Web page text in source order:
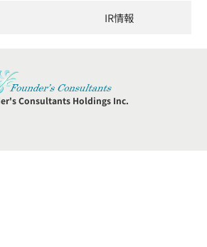
IR情報
Consultants Holdings Inc.